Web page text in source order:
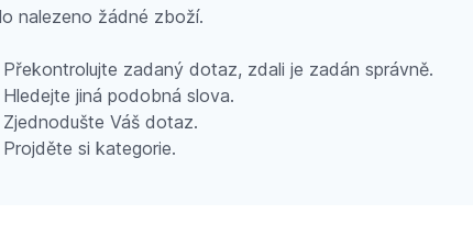
nalezeno žádné zboží.
Překontrolujte zadaný dotaz, zdali je zadán správně.
Hledejte jiná podobná slova.
Zjednodušte Váš dotaz.
Projděte si kategorie.